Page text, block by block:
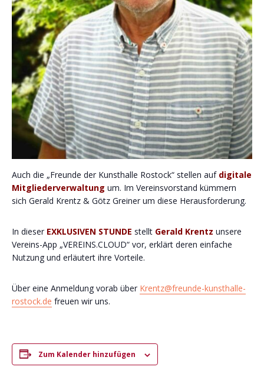
Auch die „Freunde der Kunsthalle Rostock“ stellen auf digitale
Mitgliederverwaltung um. Im Vereinsvorstand kümmern
sich Gerald Krentz & Götz Greiner um diese Herausforderung.
In dieser EXKLUSIVEN STUNDE stellt Gerald Krentz unsere
Vereins-App „VEREINS.CLOUD“ vor, erklärt deren einfache
Nutzung und erläutert ihre Vorteile.
Über eine Anmeldung vorab über Krentz@freunde-kunsthalle-
rostock.de freuen wir uns.
Zum Kalender hinzufügen